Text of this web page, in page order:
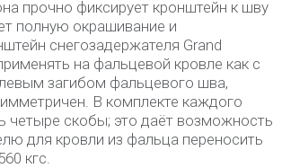
прочно фиксирует кронштейн к шву
полную окрашивание и
снегозадержателя Grand
на фальцевой кровле как с
загибом фальцевого шва,
В комплекте каждого
четыре скобы; это даёт возможность
для кровли из фальца переносить
кгс.